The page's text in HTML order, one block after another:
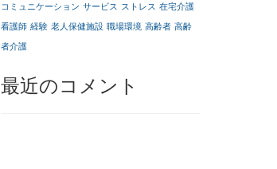
コミュニケーション サービス ストレス 在宅介護
看護師 経験 老人保健施設 職場環境 高齢者 高齢
者介護
最近のコメント